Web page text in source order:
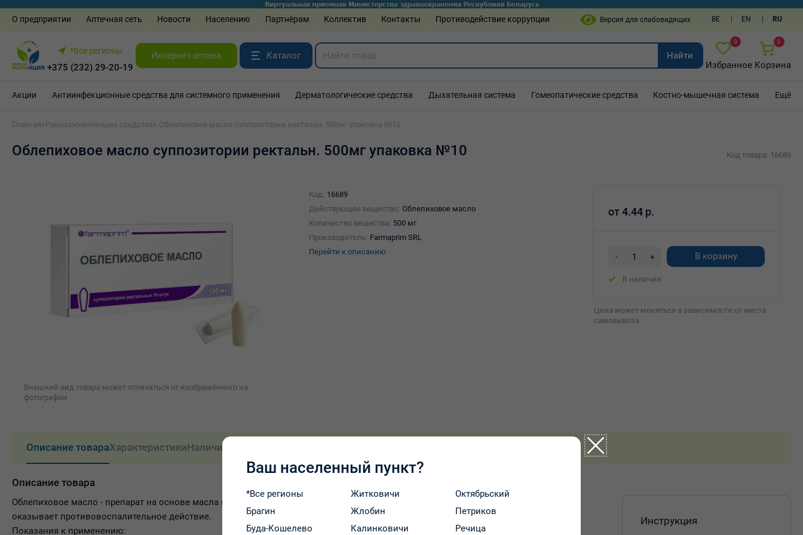
О предприятии Аптечная сеть Новости Населению Партнёрам Коллектив Контакты Противодействие коррупции BE EN RU
*Все регионы
+375 (232) 29-20-19
Интернет-аптека Каталог Найти
0
Избранное
0
Корзина
Акции Антиинфекционные средства для системного применения Дерматологические средства Дыхательная система Гомеопатические средства Костно-мышечная система Ещё
Главная >Ранозаживляющие средства > Облепиховое масло суппозитории ректальн. 500мг упаковка №10
Облепиховое масло суппозитории ректальн. 500мг упаковка №10 Код товара: 16689
Внешний вид товара может отличаться от изображённого на
фотографии
Код: 16689
Действующее вещество: Облепиховое масло
Количество вещества: 500 мг
Производитель: Farmaprim SRL
Перейти к описанию
от4.44 р.
- + В корзину
В наличии
Цена может меняться в зависимости от места
самовывоза
Описание товараХарактеристикиНаличие и цены
Описание товара
Инструкция
Облепиховое масло - препарат на основе масла из плодов облепихи крушиновидной, ускоряет заживление поврежденных тканей,
оказывает противовоспалительное действие.
Показания к применению:
Ваш населенный пункт?
*Все регионы
Брагин
Буда-Кошелево
Житковичи
Жлобин
Калинковичи
Октябрьский
Петриков
Речица